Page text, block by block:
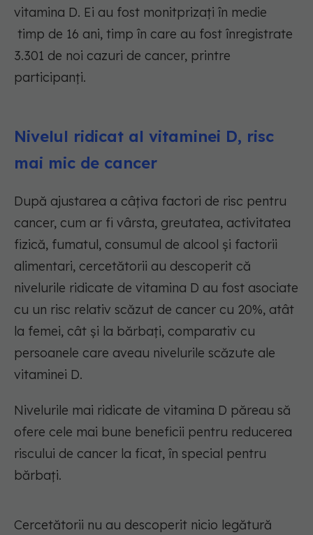
vitamina D. Ei au fost monitprizați în medie
timp de 16 ani, timp în care au fost înregistrate
3.301 de noi cazuri de cancer, printre
participanți.
Nivelul ridicat al vitaminei D, risc
mai mic de cancer
După ajustarea a câțiva factori de risc pentru
cancer, cum ar fi vârsta, greutatea, activitatea
fizică, fumatul, consumul de alcool și factorii
alimentari, cercetătorii au descoperit că
nivelurile ridicate de vitamina D au fost asociate
cu un risc relativ scăzut de cancer cu 20%, atât
la femei, cât și la bărbați, comparativ cu
persoanele care aveau nivelurile scăzute ale
vitaminei D.
Nivelurile mai ridicate de vitamina D păreau să
ofere cele mai bune beneficii pentru reducerea
riscului de cancer la ficat, în special pentru
bărbați.
Cercetătorii nu au descoperit nicio legătură